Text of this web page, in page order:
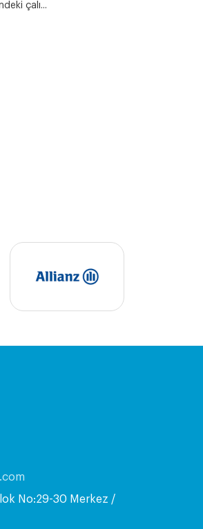
çalı...
No:29-30 Merkez /